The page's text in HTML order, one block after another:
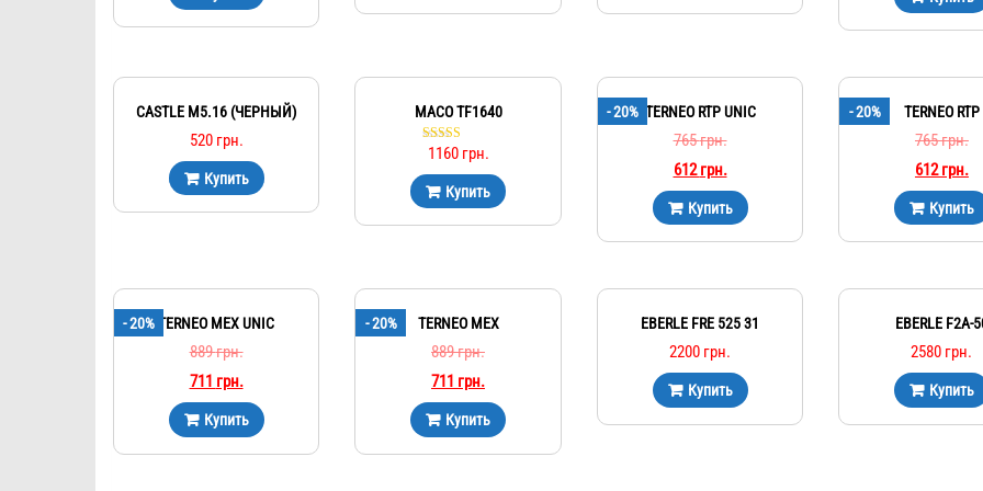
CASTLE М5.16 (ЧЕРНЫЙ)
520 грн.
Купить
MACO TF1640
Оценка
5.00
из 5
1160 грн.
Купить
- 20% TERNEO RTP UNIC
765грн.
612грн.
Купить
- 20% TERNEO RTP
765грн.
612грн.
Купить
- 20% TERNEO MEX UNIC
889грн.
711 грн.
Купить
- 20% TERNEO MEX
889грн.
711 грн.
Купить
EBERLE FRE 525 31
2200 грн.
Купить
EBERLE F2A-
2580 грн.
Купить